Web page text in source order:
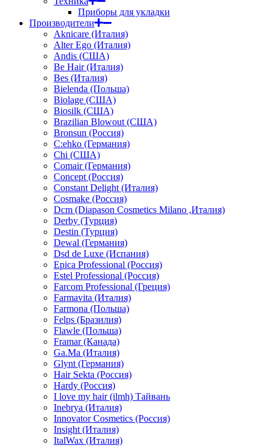
Приборы для укладки
Производители
Aknicare (Италия)
Alter Ego (Италия)
Andis (США)
Be Hair (Италия)
Bes (Италия)
Bielenda (Польша)
Biolage (США)
Biosilk (США)
Brazilian Blowout (США)
Bronsun (Россия)
C:ehko (Германия)
Chi (США)
Comair (Германия)
Concept (Россия)
Constant Delight (Италия)
Cosmake (Россия)
Dcm (Diapason Cosmetics Milano ,Италия)
Derby (Турция)
Destin (Турция)
Dewal (Германия)
Dsd de Luxe (Испания)
Epica Professional (Россия)
Estel Professional (Россия)
Farcom Professional (Греция)
Farmavita (Италия)
Farmona (Польша)
Felps (Бразилия)
Flawle (Польша)
Framar (Канада)
Ga.Ma (Италия)
Glynt (Германия)
Hair Sekta (Россия)
Hardy (Россия)
I love my hair (ilmh) Тайвань
Inebrya (Италия)
Innovator Cosmetics (Россия)
Insight (Италия)
ItalWax (Италия)